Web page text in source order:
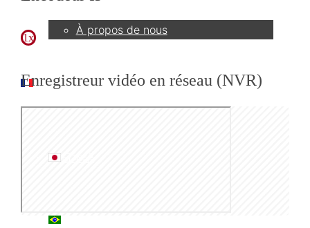
À propos de nous
FR
日本語
PT
1x
Enregistreur vidéo en réseau (NVR)